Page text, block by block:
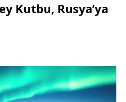
Kutbu, Rusya’ya